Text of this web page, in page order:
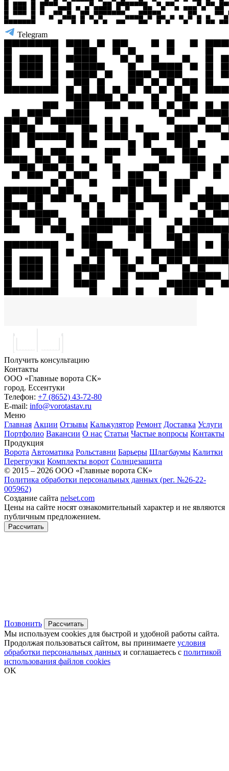
Telegram
Получить консультацию
Контакты
ООО «Главные ворота СК»
город. Ессентуки
Телефон: +7 (8652) 43-72-80
E-mail: info@vorotastav.ru
Меню
Главная Акции Отзывы Калькулятор Ремонт Доставка Услуги
Портфолио Вакансии О нас Статьи Частые вопросы Контакты
Продукция
Ворота Автоматика Рольставни Барьеры Шлагбаумы Калитки
Перегрузки Комплекты ворот Солнцезащита
© 2015 – 2026 ООО «Главные ворота СК»
Политика обработки персональных данных (рег. №26-22-
005962)
Создание сайта nelset.com
Цены на сайте носят ознакомительный характер и не являются
публичным предложением.
Рассчитать
Позвонить Рассчитать
Мы используем cookies для быстрой и удобной работы сайта.
Продолжая пользоваться сайтом, вы принимаете условия
обработки персональных данных и соглашаетесь с политикой
использования файлов cookies
OK